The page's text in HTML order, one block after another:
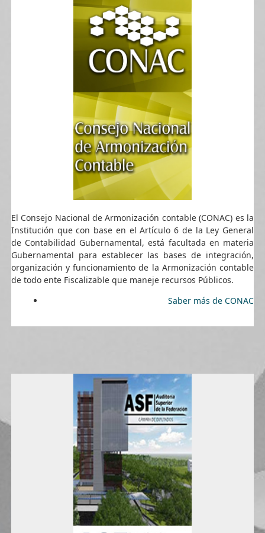
El Consejo Nacional de Armonización contable (CONAC) es la
Institución que con base en el Artículo 6 de la Ley General
de Contabilidad Gubernamental, está facultada en materia
Gubernamental para establecer las bases de integración,
organización y funcionamiento de la Armonización contable
de todo ente Fiscalizable que maneje recursos Públicos.
Saber más de CONAC